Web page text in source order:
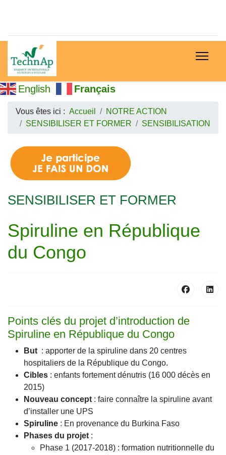
English Français
Vous êtes ici : Accueil
NOTRE ACTION
SENSIBILISER ET FORMER
SENSIBILISATION
SENSIBILISER ET FORMER
Spiruline en République
du Congo
Points clés du projet d’introduction de
Spiruline en République du Congo
But : apporter de la spiruline dans 20 centres
hospitaliers de la République du Congo.
Cibles : enfants fortement dénutris (16 000 décès en
2015)
Nouveau concept : faire connaître la spiruline avant
d’installer une UPS
Spiruline : En provenance du Burkina Faso
Phases du projet :
Phase 1 (2017-2018) : formation nutritionnelle du